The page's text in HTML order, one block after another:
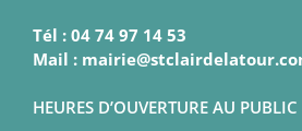
Tél : 04 74 97 14 53
Mail :
HEURES D’OUVERTURE AU